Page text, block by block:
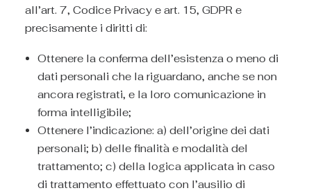
all’art. 7, Codice Privacy e art. 15, GDPR e
precisamente i diritti di:
Ottenere la conferma dell’esistenza o meno di
dati personali che la riguardano, anche se non
ancora registrati, e la loro comunicazione in
forma intelligibile;
Ottenere l’indicazione: a) dell’origine dei dati
personali; b) delle finalità e modalità del
trattamento; c) della logica applicata in caso
di trattamento effettuato con l’ausilio di